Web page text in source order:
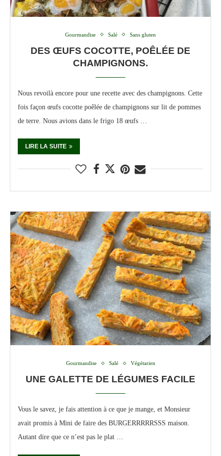
Gourmandise Salé Sans gluten
DES ŒUFS COCOTTE, POÊLÉE DE
CHAMPIGNONS.
Nous revoilà encore pour une recette avec des champignons. Cette
fois façon œufs cocotte poêlée de champignons sur lit de pommes
de terre. Nous avions dans le frigo 18 œufs …
LIRE LA SUITE
Gourmandise Salé Végétarien
UNE GALETTE DE LÉGUMES FACILE
Vous le savez, je fais attention à ce que je mange, et Monsieur
avait promis à Mini de faire des BURGERRRRRSSS maison.
Autant dire que ce n’est pas le plat …